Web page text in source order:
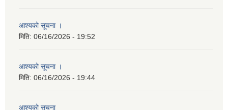
आश्यकाे सूचना ।
मिति: 06/16/2026 - 19:52
आश्यकाे सूचना ।
मिति: 06/16/2026 - 19:44
आश्यकाे सूचना